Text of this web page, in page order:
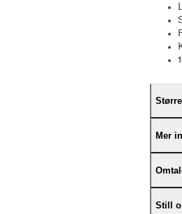
Mer
Still